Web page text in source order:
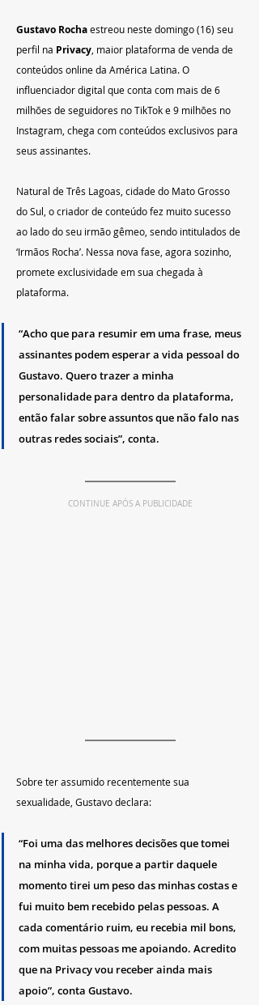
Gustavo Rocha estreou neste domingo (16) seu
perfil na Privacy , maior plataforma de venda de
conteúdos online da América Latina. O
influenciador digital que conta com mais de 6
milhões de seguidores no TikTok e 9 milhões no
Instagram, chega com conteúdos exclusivos para
seus assinantes.
Natural de Três Lagoas, cidade do Mato Grosso
do Sul, o criador de conteúdo fez muito sucesso
ao lado do seu irmão gêmeo, sendo intitulados de
‘Irmãos Rocha’. Nessa nova fase, agora sozinho,
promete exclusividade em sua chegada à
plataforma.
“Acho que para resumir em uma frase, meus
assinantes podem esperar a vida pessoal do
Gustavo. Quero trazer a minha
personalidade para dentro da plataforma,
então falar sobre assuntos que não falo nas
outras redes sociais”, conta.
CONTINUE APÓS A PUBLICIDADE
Sobre ter assumido recentemente sua
sexualidade, Gustavo declara:
“Foi uma das melhores decisões que tomei
na minha vida, porque a partir daquele
momento tirei um peso das minhas costas e
fui muito bem recebido pelas pessoas. A
cada comentário ruim, eu recebia mil bons,
com muitas pessoas me apoiando. Acredito
que na Privacy vou receber ainda mais
apoio”, conta Gustavo.